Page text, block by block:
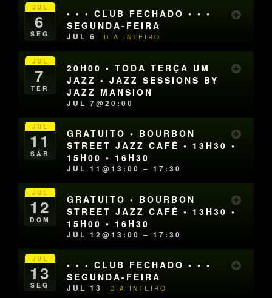
JUL
6
SEG
• • • CLUB FECHADO • • •
SEGUNDA-FEIRA
JUL 6 DIA INTEIRO
JUL
7
TER
20H00 • TODA TERÇA UM
JAZZ • JAZZ SESSIONS BY
JAZZ MANSION
JUL 7@20:00
JUL
11
SÁB
GRATUITO • BOURBON
STREET JAZZ CAFÉ • 13H30 •
15H00 • 16H30
JUL 11@13:00 – 17:30
JUL
12
DOM
GRATUITO • BOURBON
STREET JAZZ CAFÉ • 13H30 •
15H00 • 16H30
JUL 12@13:00 – 17:30
JUL
13
SEG
• • • CLUB FECHADO • • •
SEGUNDA-FEIRA
JUL 13 DIA INTEIRO